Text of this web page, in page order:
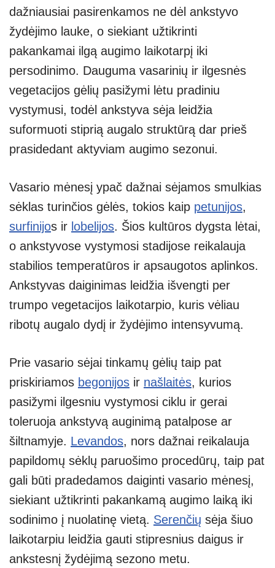
dažniausiai pasirenkamos ne dėl ankstyvo
žydėjimo lauke, o siekiant užtikrinti
pakankamai ilgą augimo laikotarpį iki
persodinimo. Dauguma vasarinių ir ilgesnės
vegetacijos gėlių pasižymi lėtu pradiniu
vystymusi, todėl ankstyva sėja leidžia
suformuoti stiprią augalo struktūrą dar prieš
prasidedant aktyviam augimo sezonui.
Vasario mėnesį ypač dažnai sėjamos smulkias
sėklas turinčios gėlės, tokios kaip petunijos,
surfinijos ir lobelijos. Šios kultūros dygsta lėtai,
o ankstyvose vystymosi stadijose reikalauja
stabilios temperatūros ir apsaugotos aplinkos.
Ankstyvas daiginimas leidžia išvengti per
trumpo vegetacijos laikotarpio, kuris vėliau
ribotų augalo dydį ir žydėjimo intensyvumą.
Prie vasario sėjai tinkamų gėlių taip pat
priskiriamos begonijos ir našlaitės, kurios
pasižymi ilgesniu vystymosi ciklu ir gerai
toleruoja ankstyvą auginimą patalpose ar
šiltnamyje. Levandos, nors dažnai reikalauja
papildomų sėklų paruošimo procedūrų, taip pat
gali būti pradedamos daiginti vasario mėnesį,
siekiant užtikrinti pakankamą augimo laiką iki
sodinimo į nuolatinę vietą. Serenčių sėja šiuo
laikotarpiu leidžia gauti stipresnius daigus ir
ankstesnį žydėjimą sezono metu.